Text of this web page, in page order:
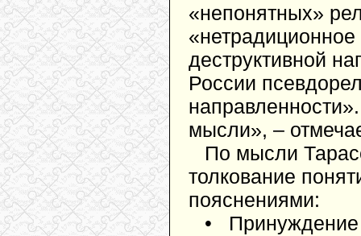
«непонятных»
деструктивной
России
мысли», –
По мысли
толкование
пояснениями:
• Принуждение